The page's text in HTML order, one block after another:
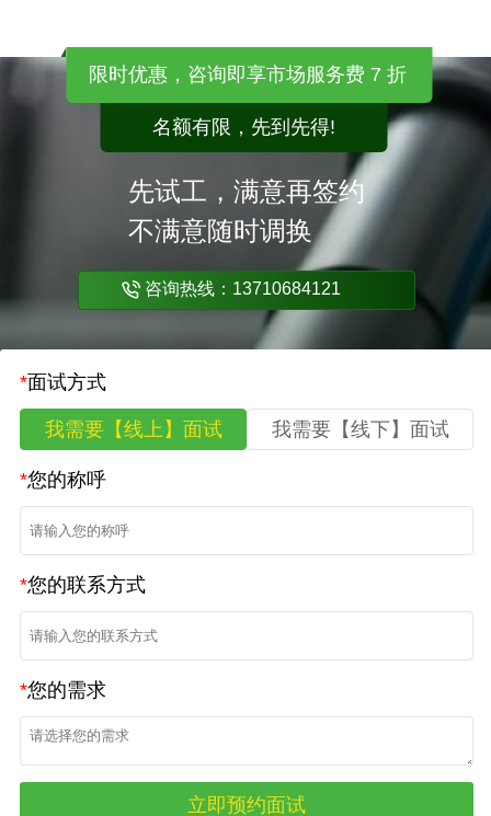
限时优惠，咨询即享市场服务费 7 折
名额有限，先到先得!
先试工，满意再签约
不满意随时调换
咨询热线：13710684121
*面试方式
我需要【线上】面试 我需要【线下】面试
*您的称呼
*您的联系方式
*您的需求